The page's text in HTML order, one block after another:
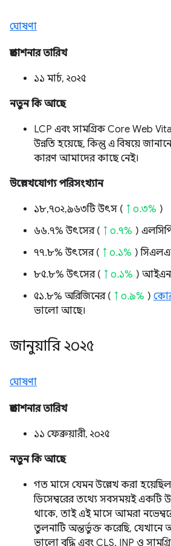
ঘোষণা
প্রকাশনার তারিখ
১১ মার্চ, ২০২৫
নতুন কি আছে
LCP এবং সামগ্রিক Core Web
উন্নতি হয়েছে, কিন্তু এ বিষয়ে
কারণ আমাদের কাছে নেই।
উল্লেখযোগ্য পরিসংখ্যান
১৮,৭০২,৯৬৩টি উৎস ( ↑ ০.৩% )
৬৬.৭% উৎসের ( ↑ ০.৭% )
৭৭.৮% উৎসের ( ↑ ০.১% )
৮৫.৮% উৎসের ( ↑ ০.১% )
৫১.৮% অরিজিনের ( ↑ ০.৯% )
ভালো আছে।
জানুয়ারি ২০২৫
ঘোষণা
প্রকাশনার তারিখ
১১ ফেব্রুয়ারী, ২০২৫
নতুন কি আছে
গত মাসে যেমন উল্লেখ করা
ডিসেম্বরের তথ্যে সবসময়ই একটি
থাকে, তাই এই মাসে আমরা
তুলনাটি অন্তর্ভুক্ত করেছি,
ভালো বৃদ্ধি এবং CLS, INP ও